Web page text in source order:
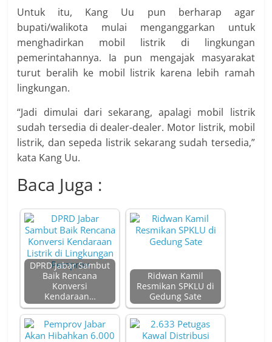
Untuk itu, Kang Uu pun berharap agar
bupati/walikota mulai menganggarkan untuk
menghadirkan mobil listrik di lingkungan
pemerintahannya. Ia pun mengajak masyarakat
turut beralih ke mobil listrik karena lebih ramah
lingkungan.
“Jadi dimulai dari sekarang, apalagi mobil listrik
sudah tersedia di dealer-dealer. Motor listrik, mobil
listrik, dan sepeda listrik sekarang sudah tersedia,”
kata Kang Uu.
Baca Juga :
DPRD Jabar Sambut
Baik Rencana
Konversi
Kendaraan…
Ridwan Kamil
Resmikan SPKLU di
Gedung Sate